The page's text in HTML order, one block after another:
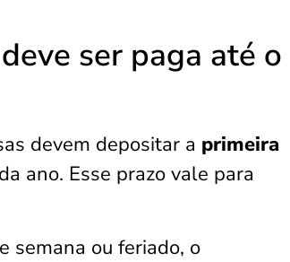
ser paga até o
devem depositar a primeira
ano. Esse prazo vale para
semana ou feriado, o